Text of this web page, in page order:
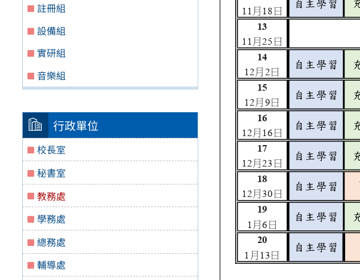
註冊組
設備組
實研組
音樂組
行政單位
校長室
秘書室
教務處
學務處
總務處
輔導處